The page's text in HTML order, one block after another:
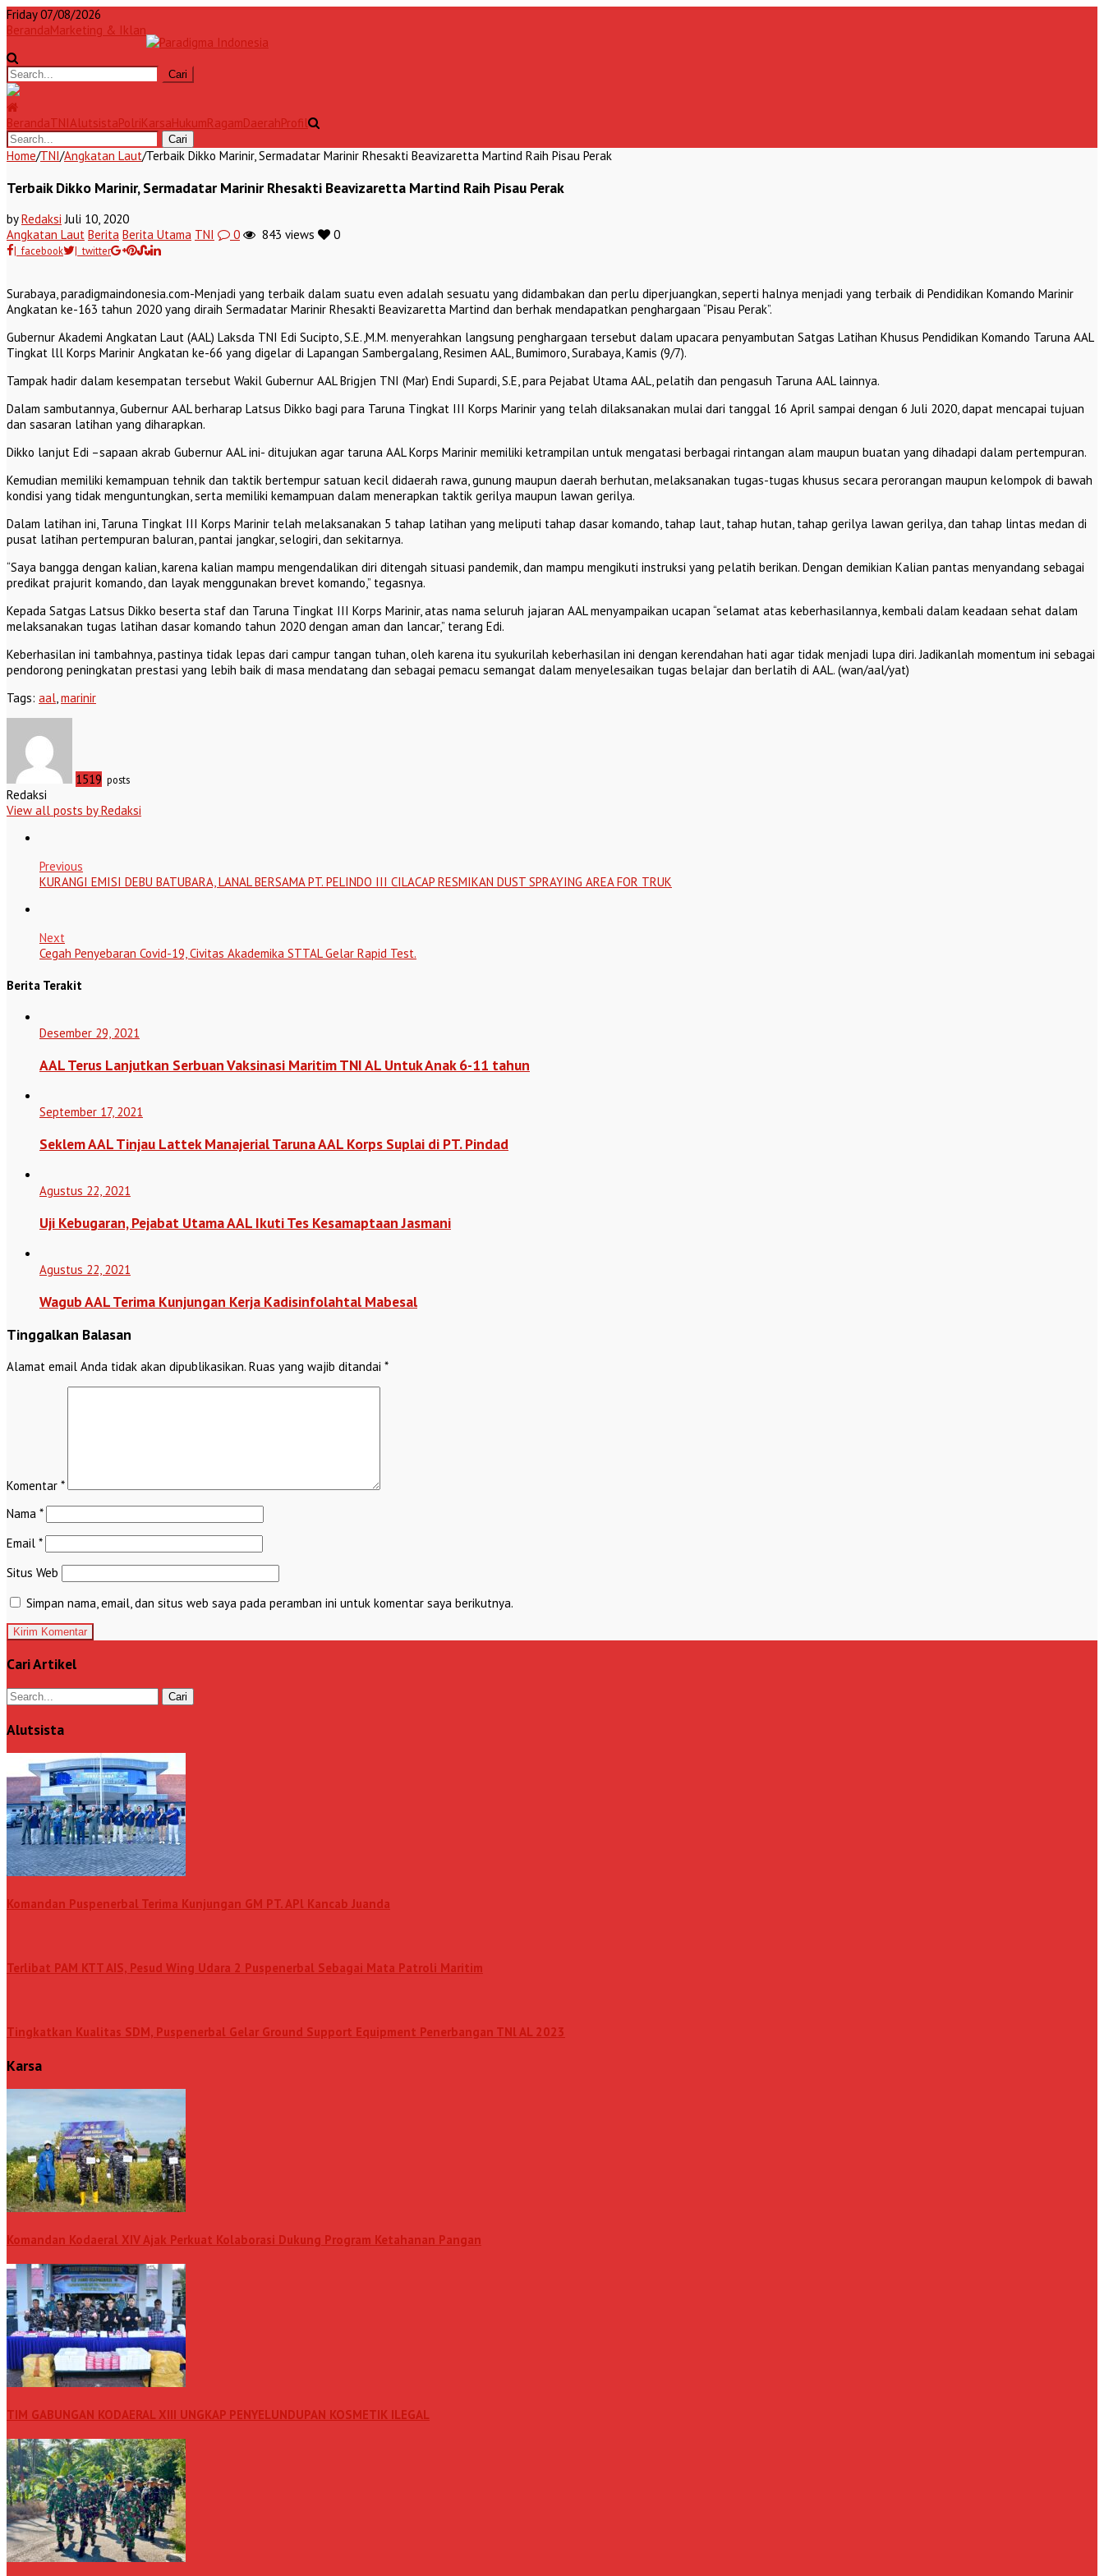
Friday 07/08/2026
BerandaMarketing & Iklan
BerandaTNIAlutsistaPolriKarsaHukumRagamDaerahProfil
Home/TNI/Angkatan Laut/Terbaik Dikko Marinir, Sermadatar Marinir Rhesakti Beavizaretta Martind Raih Pisau Perak
Terbaik Dikko Marinir, Sermadatar Marinir Rhesakti Beavizaretta Martind Raih Pisau Perak
byRedaksi Juli 10, 2020
Angkatan Laut Berita Berita Utama TNI 0 843 views 0
| facebook | twitter
Surabaya, paradigmaindonesia.com-Menjadi yang terbaik dalam suatu even adalah sesuatu yang didambakan dan perlu diperjuangkan, seperti halnya menjadi yang terbaik di Pendidikan Komando Marinir
Angkatan ke-163 tahun 2020 yang diraih Sermadatar Marinir Rhesakti Beavizaretta Martind dan berhak mendapatkan penghargaan “Pisau Perak”.
Gubernur Akademi Angkatan Laut (AAL) Laksda TNI Edi Sucipto, S.E.,M.M. menyerahkan langsung penghargaan tersebut dalam upacara penyambutan Satgas Latihan Khusus Pendidikan Komando Taruna AAL
Tingkat lll Korps Marinir Angkatan ke-66 yang digelar di Lapangan Sambergalang, Resimen AAL, Bumimoro, Surabaya, Kamis (9/7).
Tampak hadir dalam kesempatan tersebut Wakil Gubernur AAL Brigjen TNI (Mar) Endi Supardi, S.E, para Pejabat Utama AAL, pelatih dan pengasuh Taruna AAL lainnya.
Dalam sambutannya, Gubernur AAL berharap Latsus Dikko bagi para Taruna Tingkat III Korps Marinir yang telah dilaksanakan mulai dari tanggal 16 April sampai dengan 6 Juli 2020, dapat mencapai tujuan
dan sasaran latihan yang diharapkan.
Dikko lanjut Edi –sapaan akrab Gubernur AAL ini- ditujukan agar taruna AAL Korps Marinir memiliki ketrampilan untuk mengatasi berbagai rintangan alam maupun buatan yang dihadapi dalam pertempuran.
Kemudian memiliki kemampuan tehnik dan taktik bertempur satuan kecil didaerah rawa, gunung maupun daerah berhutan, melaksanakan tugas-tugas khusus secara perorangan maupun kelompok di bawah
kondisi yang tidak menguntungkan, serta memiliki kemampuan dalam menerapkan taktik gerilya maupun lawan gerilya.
Dalam latihan ini, Taruna Tingkat III Korps Marinir telah melaksanakan 5 tahap latihan yang meliputi tahap dasar komando, tahap laut, tahap hutan, tahap gerilya lawan gerilya, dan tahap lintas medan di
pusat latihan pertempuran baluran, pantai jangkar, selogiri, dan sekitarnya.
“Saya bangga dengan kalian, karena kalian mampu mengendalikan diri ditengah situasi pandemik, dan mampu mengikuti instruksi yang pelatih berikan. Dengan demikian Kalian pantas menyandang sebagai
predikat prajurit komando, dan layak menggunakan brevet komando,” tegasnya.
Kepada Satgas Latsus Dikko beserta staf dan Taruna Tingkat III Korps Marinir, atas nama seluruh jajaran AAL menyampaikan ucapan “selamat atas keberhasilannya, kembali dalam keadaan sehat dalam
melaksanakan tugas latihan dasar komando tahun 2020 dengan aman dan lancar,” terang Edi.
Keberhasilan ini tambahnya, pastinya tidak lepas dari campur tangan tuhan, oleh karena itu syukurilah keberhasilan ini dengan kerendahan hati agar tidak menjadi lupa diri. Jadikanlah momentum ini sebagai
pendorong peningkatan prestasi yang lebih baik di masa mendatang dan sebagai pemacu semangat dalam menyelesaikan tugas belajar dan berlatih di AAL. (wan/aal/yat)
Tags: aal,marinir
1519 posts
Redaksi
View all posts by Redaksi
Previous
KURANGI EMISI DEBU BATUBARA, LANAL BERSAMA PT. PELINDO III CILACAP RESMIKAN DUST SPRAYING AREA FOR TRUK
Next
Cegah Penyebaran Covid-19, Civitas Akademika STTAL Gelar Rapid Test.
Berita Terakit
Desember 29, 2021
AAL Terus Lanjutkan Serbuan Vaksinasi Maritim TNI AL Untuk Anak 6-11 tahun
September 17, 2021
Seklem AAL Tinjau Lattek Manajerial Taruna AAL Korps Suplai di PT. Pindad
Agustus 22, 2021
Uji Kebugaran, Pejabat Utama AAL Ikuti Tes Kesamaptaan Jasmani
Agustus 22, 2021
Wagub AAL Terima Kunjungan Kerja Kadisinfolahtal Mabesal
Tinggalkan Balasan
Alamat email Anda tidak akan dipublikasikan. Ruas yang wajib ditandai *
Komentar *
Nama *
Email *
Situs Web
Simpan nama, email, dan situs web saya pada peramban ini untuk komentar saya berikutnya.
Cari Artikel
Alutsista
Komandan Puspenerbal Terima Kunjungan GM PT. APl Kancab Juanda
Terlibat PAM KTT AIS, Pesud Wing Udara 2 Puspenerbal Sebagai Mata Patroli Maritim
Tingkatkan Kualitas SDM, Puspenerbal Gelar Ground Support Equipment Penerbangan TNl AL 2023
Karsa
Komandan Kodaeral XIV Ajak Perkuat Kolaborasi Dukung Program Ketahanan Pangan
TIM GABUNGAN KODAERAL XIII UNGKAP PENYELUNDUPAN KOSMETIK ILEGAL